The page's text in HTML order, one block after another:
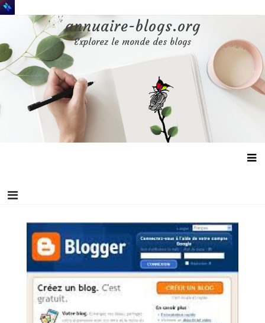
Aller
au
annuaire-blogs.org
Explorez le monde des blogs